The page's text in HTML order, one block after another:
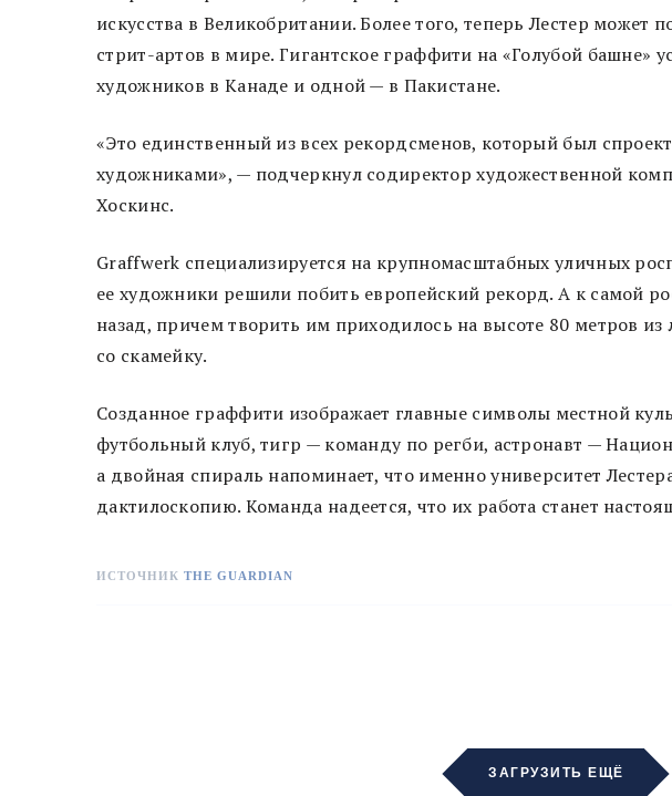
искусства в Великобритании. Более того, теперь Лестер может
стрит-артов в мире. Гигантское граффити на «Голубой башне»
художников в Канаде и одной — в Пакистане.
«Это единственный из всех рекордсменов, который был
художниками», — подчеркнул содиректор художественной
Хоскинс.
Graffwerk специализируется на крупномасштабных уличных
ее художники решили побить европейский рекорд. А к самой
назад, причем творить им приходилось на высоте 80 метров
со скамейку.
Созданное граффити изображает главные символы местной
футбольный клуб, тигр — команду по регби, астронавт —
а двойная спираль напоминает, что именно университет
дактилоскопию. Команда надеется, что их работа станет
ИСТОЧНИК THE GUARDIAN
ЗАГРУЗИТЬ ЕЩЁ